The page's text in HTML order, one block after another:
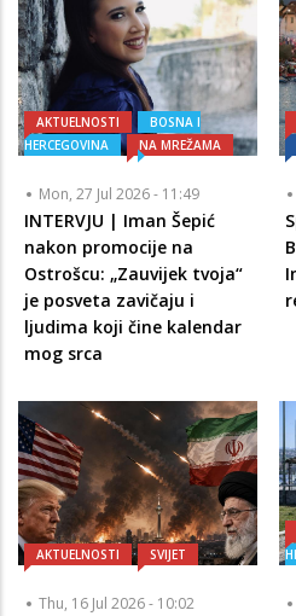
AKTUELNOSTI
BOSNA I
HERCEGOVINA
NA MREŽAMA
Mon, 27 Jul 2026 - 11:49
INTERVJU | Iman Šepić
nakon promocije na
Ostrošcu: „Zauvijek tvoja“
je posveta zavičaju i
ljudima koji čine kalendar
mog srca
AKTUELNOSTI SVIJET
Thu, 16 Jul 2026 - 10:02